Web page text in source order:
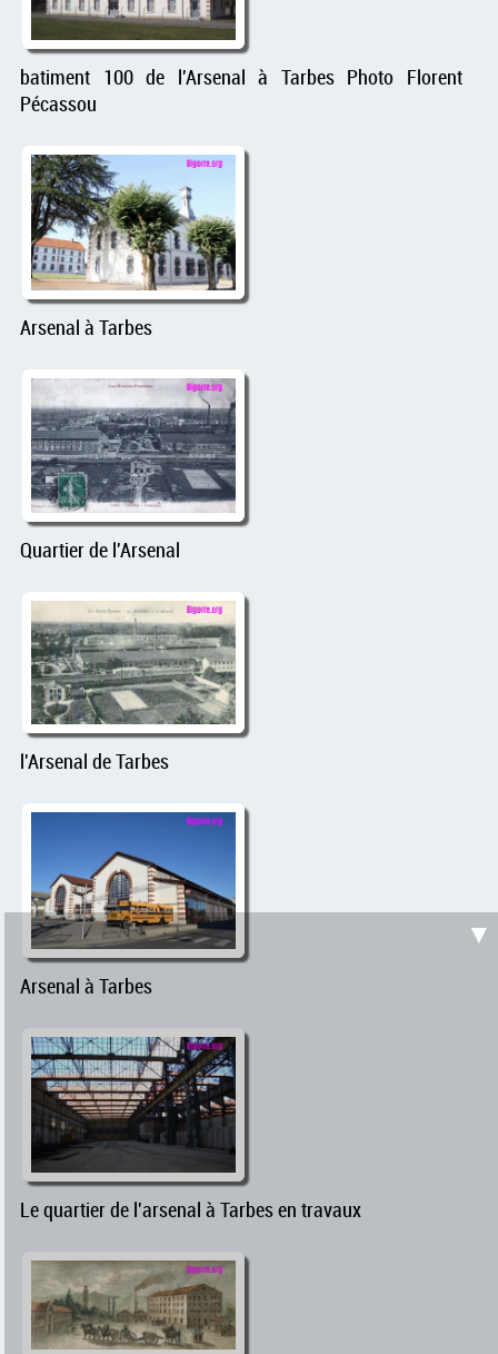
batiment 100 de l'Arsenal à Tarbes Photo Florent
Pécassou
Arsenal à Tarbes
Quartier de l'Arsenal
l'Arsenal de Tarbes
Arsenal à Tarbes
Le quartier de l'arsenal à Tarbes en travaux
▼